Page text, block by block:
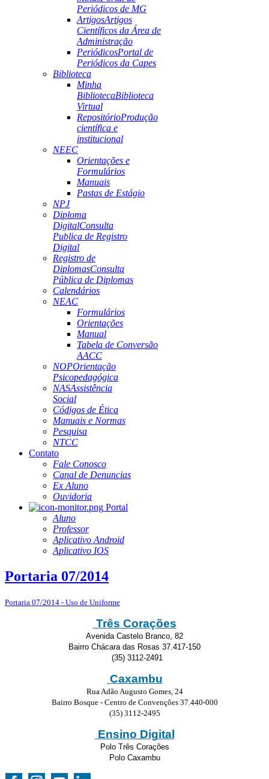
Periódicos de MG
ArtigosArtigos
Científicos da Área de
Administração
PeriódicosPortal de
Periódicos da Capes
Biblioteca
Minha
BibliotecaBiblioteca
Virtual
RepositórioProdução
científica e
institucional
NEEC
Orientações e
Formulários
Manuais
Pastas de Estágio
NPJ
Diploma
DigitalConsulta
Publica de Registro
Digital
Registro de
DiplomasConsulta
Pública de Diplomas
Calendários
NEAC
Formulários
Orientações
Manual
Tabela de Conversão
AACC
NOPOrientação
Psicopedagógica
NASAssistência
Social
Códigos de Ética
Manuais e Normas
Pesquisa
NTCC
Contato
Fale Conosco
Canal de Denuncias
Ex Aluno
Ouvidoria
Portal
Aluno
Professor
Aplicativo Android
Aplicativo IOS
Portaria 07/2014
Portaria 07/2014 - Uso de Uniforme
Três Corações
Avenida Castelo Branco, 82
Bairro Chácara das Rosas 37.417-150
(35) 3112-2491
Caxambu
Rua Adão Augusto Gomes, 24
Bairro Bosque - Centro de Convenções 37.440-000
(35) 3112-2495
Ensino Digital
Polo Três Corações
Polo Caxambu